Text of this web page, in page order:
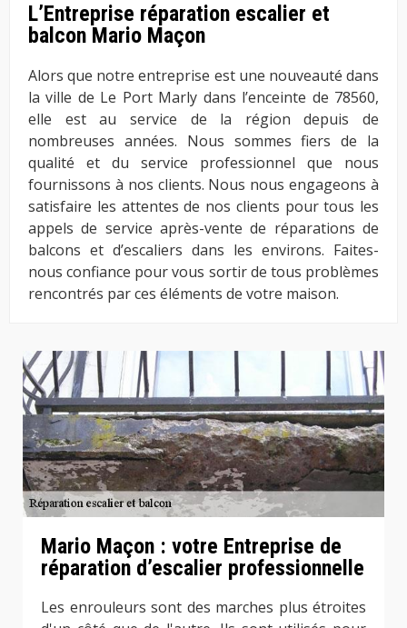
L’Entreprise réparation escalier et
balcon Mario Maçon
Alors que notre entreprise est une nouveauté dans
la ville de Le Port Marly dans l’enceinte de 78560,
elle est au service de la région depuis de
nombreuses années. Nous sommes fiers de la
qualité et du service professionnel que nous
fournissons à nos clients. Nous nous engageons à
satisfaire les attentes de nos clients pour tous les
appels de service après-vente de réparations de
balcons et d’escaliers dans les environs. Faites-
nous confiance pour vous sortir de tous problèmes
rencontrés par ces éléments de votre maison.
Mario Maçon : votre Entreprise de
réparation d’escalier professionnelle
Les enrouleurs sont des marches plus étroites